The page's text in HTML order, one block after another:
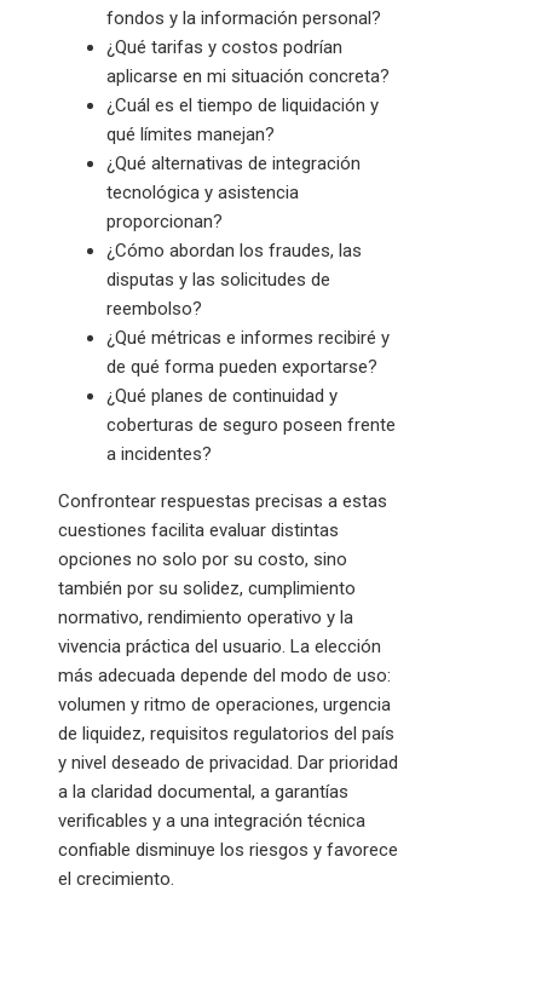
fondos y la información personal?
¿Qué tarifas y costos podrían
aplicarse en mi situación concreta?
¿Cuál es el tiempo de liquidación y
qué límites manejan?
¿Qué alternativas de integración
tecnológica y asistencia
proporcionan?
¿Cómo abordan los fraudes, las
disputas y las solicitudes de
reembolso?
¿Qué métricas e informes recibiré y
de qué forma pueden exportarse?
¿Qué planes de continuidad y
coberturas de seguro poseen frente
a incidentes?
Confrontear respuestas precisas a estas
cuestiones facilita evaluar distintas
opciones no solo por su costo, sino
también por su solidez, cumplimiento
normativo, rendimiento operativo y la
vivencia práctica del usuario. La elección
más adecuada depende del modo de uso:
volumen y ritmo de operaciones, urgencia
de liquidez, requisitos regulatorios del país
y nivel deseado de privacidad. Dar prioridad
a la claridad documental, a garantías
verificables y a una integración técnica
confiable disminuye los riesgos y favorece
el crecimiento.